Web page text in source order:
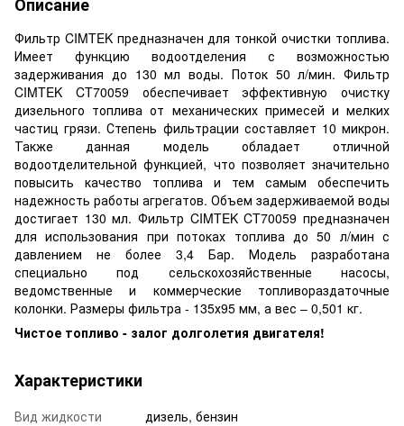
Фильтр CIMTEK предназначен для тонкой очистки топлива.
Имеет функцию водоотделения с возможностью
задерживания до 130 мл воды. Поток 50 л/мин. Фильтр
CIMTEK CT70059 обеспечивает эффективную очистку
дизельного топлива от механических примесей и мелких
частиц грязи. Степень фильтрации составляет 10 микрон.
Также данная модель обладает отличной
водоотделительной функцией, что позволяет значительно
повысить качество топлива и тем самым обеспечить
надежность работы агрегатов. Объем задерживаемой воды
достигает 130 мл. Фильтр CIMTEK CT70059 предназначен
для использования при потоках топлива до 50 л/мин с
давлением не более 3,4 Бар. Модель разработана
специально под сельскохозяйственные насосы,
ведомственные и коммерческие топливораздаточные
колонки. Размеры фильтра - 135х95 мм, а вес – 0,501 кг.
Чистое топливо - залог долголетия двигателя!
Характеристики
Вид жидкости
дизель, бензин